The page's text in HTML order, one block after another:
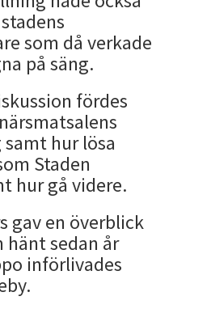
som då verkade
på säng.
fördes
hur lösa
Staden
hur gå videre.
gav en överblick
hänt sedan år
införlivades